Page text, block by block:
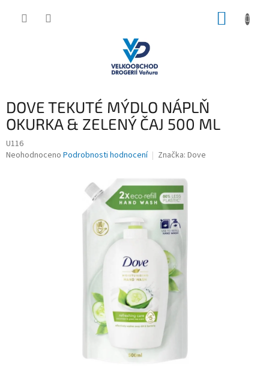
DOVE TEKUTÉ MÝDLO NÁPLŇ
OKURKA & ZELENÝ ČAJ 500 ML
U116
Průměrné
Neohodnoceno Podrobnosti hodnocení Značka: Dove